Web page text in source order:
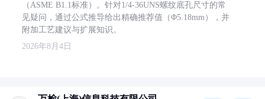
（ASME B1.1标准）。针对1/4-36UNS螺纹底孔尺寸的常
见疑问，通过公式推导给出精确推荐值（Φ5.18mm），并
附加工艺建议与扩展知识。
2026年8月4日